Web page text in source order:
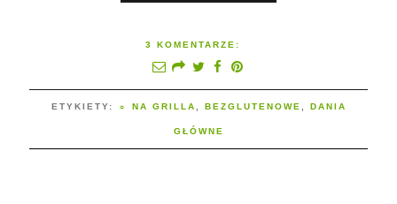
3 KOMENTARZE:
ETYKIETY: ☼ NA GRILLA BEZGLUTENOWE DANIA
GŁÓWNE